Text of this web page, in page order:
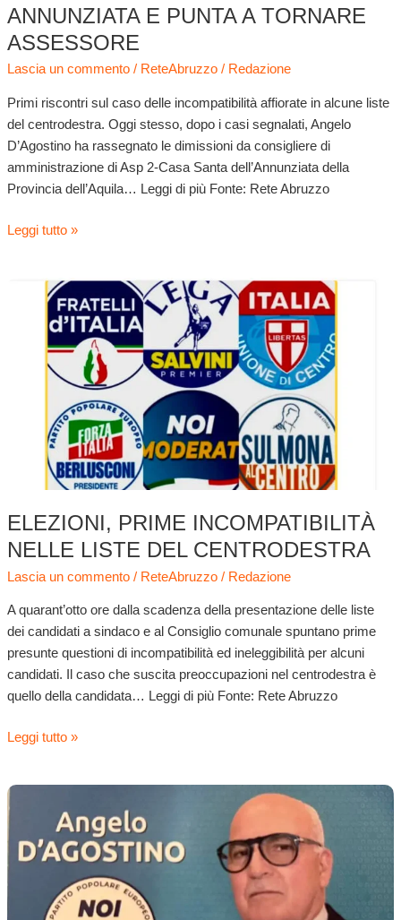
ANNUNZIATA E PUNTA A TORNARE
ASSESSORE
Lascia un commento / ReteAbruzzo/ Redazione
Primi riscontri sul caso delle incompatibilità affiorate in alcune liste
del centrodestra. Oggi stesso, dopo i casi segnalati, Angelo
D’Agostino ha rassegnato le dimissioni da consigliere di
amministrazione di Asp 2-Casa Santa dell’Annunziata della
Provincia dell’Aquila… Leggi di più Fonte: Rete Abruzzo
Leggi tutto »
ELEZIONI, PRIME INCOMPATIBILITÀ
NELLE LISTE DEL CENTRODESTRA
Lascia un commento / ReteAbruzzo/ Redazione
A quarant’otto ore dalla scadenza della presentazione delle liste
dei candidati a sindaco e al Consiglio comunale spuntano prime
presunte questioni di incompatibilità ed ineleggibilità per alcuni
candidati. Il caso che suscita preoccupazioni nel centrodestra è
quello della candidata… Leggi di più Fonte: Rete Abruzzo
Elezioni,
incompatibilità
centrodestra
Leggi tutto »
Elezioni
incandidabili,
D’Agostino